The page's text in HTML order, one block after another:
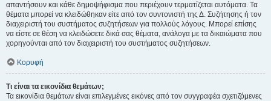
απαντήσουν και κάθε δημοψήφισμα που περιέχουν τερματίζεται αυτόματα. Τα
θέματα μπορεί να κλειδώθηκαν είτε από τον συντονιστή της Δ. Συζήτησης ή τον
διαχειριστή του συστήματος συζητήσεων για πολλούς λόγους. Μπορεί επίσης
να είστε σε θέση να κλειδώσετε δικά σας θέματα, ανάλογα με τα δικαιώματα που
χορηγούνται από τον διαχειριστή του συστήματος συζητήσεων.
Κορυφή
Τι είναι τα εικονίδια θεμάτων;
Τα εικονίδια θεμάτων είναι επιλεγμένες εικόνες από τον συγγραφέα σχετιζόμενες